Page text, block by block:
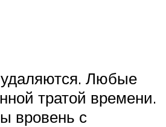
удаляются. Любые
тратой времени.
вровень с